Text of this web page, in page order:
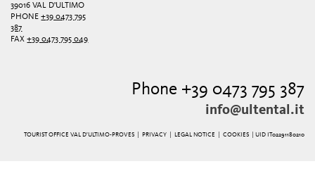
39016 VAL D'ULTIMO
PHONE+39 0473 795
387
FAX+39 0473 795 049
Phone +39 0473 795 387
info@ultental.it
TOURIST OFFICE VAL D'ULTIMO-PROVES | PRIVACY| LEGAL NOTICE COOKIES | UID IT02291180210